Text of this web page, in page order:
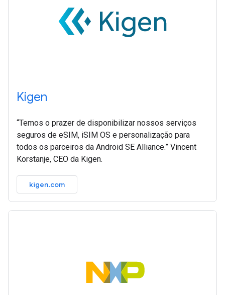
Kigen
“Temos o prazer de disponibilizar nossos serviços
seguros de eSIM, iSIM OS e personalização para
todos os parceiros da Android SE Alliance.” Vincent
Korstanje, CEO da Kigen.
kigen.com